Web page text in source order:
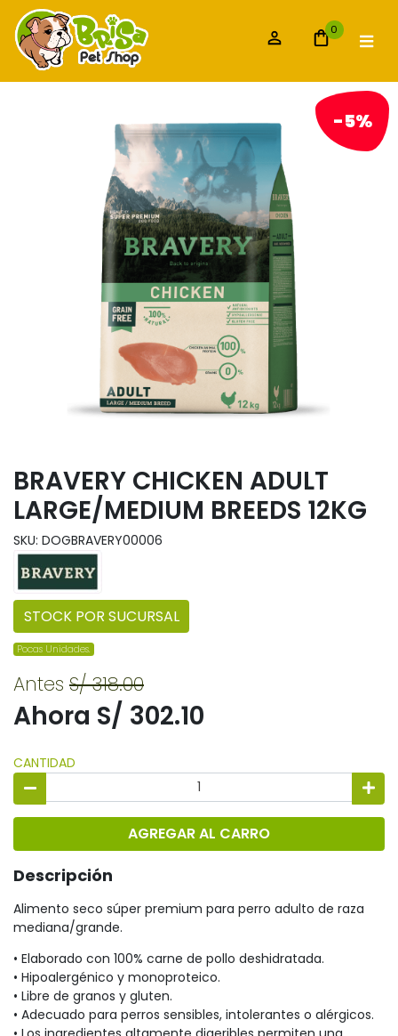
0
-5%
BRAVERY CHICKEN ADULT
LARGE/MEDIUM BREEDS 12KG
SKU: DOGBRAVERY00006
STOCK POR SUCURSAL
Pocas Unidades.
Antes S/ 318.00
Ahora S/ 302.10
CANTIDAD
AGREGAR AL CARRO
Descripción
Alimento seco súper premium para perro adulto de raza
mediana/grande.
• Elaborado con 100% carne de pollo deshidratada.
• Hipoalergénico y monoproteico.
• Libre de granos y gluten.
• Adecuado para perros sensibles, intolerantes o alérgicos.